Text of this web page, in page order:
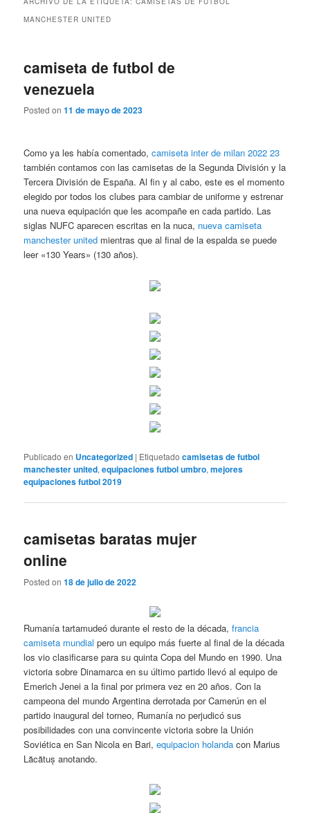
MANCHESTER UNITED
camiseta de futbol de
venezuela
Posted on11 de mayo de 2023
Como ya les había comentado,camiseta inter de milan 2022 23
también contamos con las camisetas de la Segunda División y la
Tercera División de España. Al fin y al cabo, este es el momento
elegido por todos los clubes para cambiar de uniforme y estrenar
una nueva equipación que les acompañe en cada partido. Las
siglas NUFC aparecen escritas en la nuca, nueva camiseta
manchester united mientras que al final de la espalda se puede
leer «130 Years» (130 años).
Publicado en Uncategorized | Etiquetado camisetas de futbol
manchester united,equipaciones futbol umbro,mejores
equipaciones futbol 2019
camisetas baratas mujer
online
Posted on18 de julio de 2022
Rumanía tartamudeó durante el resto de la década,francia
camiseta mundial pero un equipo más fuerte al final de la década
los vio clasificarse para su quinta Copa del Mundo en 1990. Una
victoria sobre Dinamarca en su último partido llevó al equipo de
Emerich Jenei a la final por primera vez en 20 años. Con la
campeona del mundo Argentina derrotada por Camerún en el
partido inaugural del torneo, Rumanía no perjudicó sus
posibilidades con una convincente victoria sobre la Unión
Soviética en San Nicola en Bari,equipacion holanda con Marius
Lăcătuș anotando.